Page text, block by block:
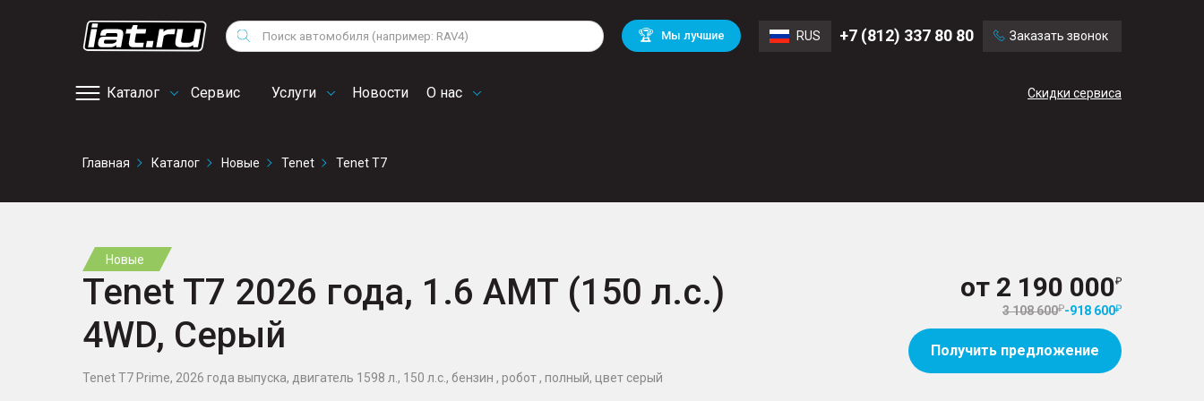
Поиск 🏆 Мы лучшие RUS +7 (812) 337 80 80 Заказать звонок
Каталог Сервис
сервис
Услуги Новости О нас Скидки сервиса
Снегоходы
Квадроциклы
Volkswagen
Mitsubishi BMW
Audi
Chevrolet Volvo
Главная Каталог Новые Tenet Tenet T7
Новые
Tenet T7 2026 года, 1.6 AMT (150 л.с.)
4WD, Серый
Tenet T7 Prime, 2026 года выпуска, двигатель 1598 л., 150 л.с., бензин , робот , полный, цвет серый
от 2 190 000
3 108 600 -918 600
Получить предложение